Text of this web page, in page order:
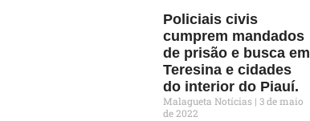
Policiais civis
cumprem mandados
de prisão e busca em
Teresina e cidades
do interior do Piauí.
Malagueta Notícias 3 de maio
de 2022